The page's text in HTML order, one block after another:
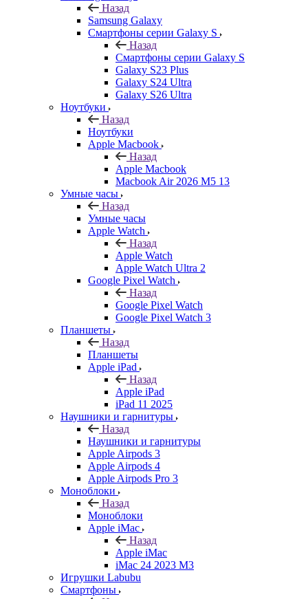
Назад
Samsung Galaxy
Смартфоны серии Galaxy S
Назад
Смартфоны серии Galaxy S
Galaxy S23 Plus
Galaxy S24 Ultra
Galaxy S26 Ultra
Ноутбуки
Назад
Ноутбуки
Apple Macbook
Назад
Apple Macbook
Macbook Air 2026 M5 13
Умные часы
Назад
Умные часы
Apple Watch
Назад
Apple Watch
Apple Watch Ultra 2
Google Pixel Watch
Назад
Google Pixel Watch
Google Pixel Watch 3
Планшеты
Назад
Планшеты
Apple iPad
Назад
Apple iPad
iPad 11 2025
Наушники и гарнитуры
Назад
Наушники и гарнитуры
Apple Airpods 3
Apple Airpods 4
Apple Airpods Pro 3
Моноблоки
Назад
Моноблоки
Apple iMac
Назад
Apple iMac
iMac 24 2023 M3
Игрушки Labubu
Смартфоны